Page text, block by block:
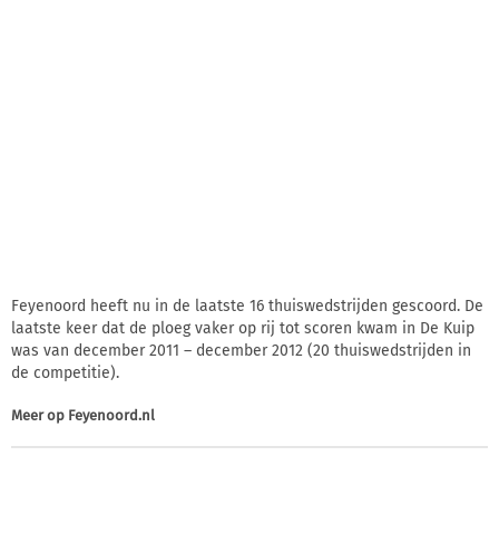
Feyenoord heeft nu in de laatste 16 thuiswedstrijden gescoord. De
laatste keer dat de ploeg vaker op rij tot scoren kwam in De Kuip
was van december 2011 – december 2012 (20 thuiswedstrijden in
de competitie).
Meer op Feyenoord.nl